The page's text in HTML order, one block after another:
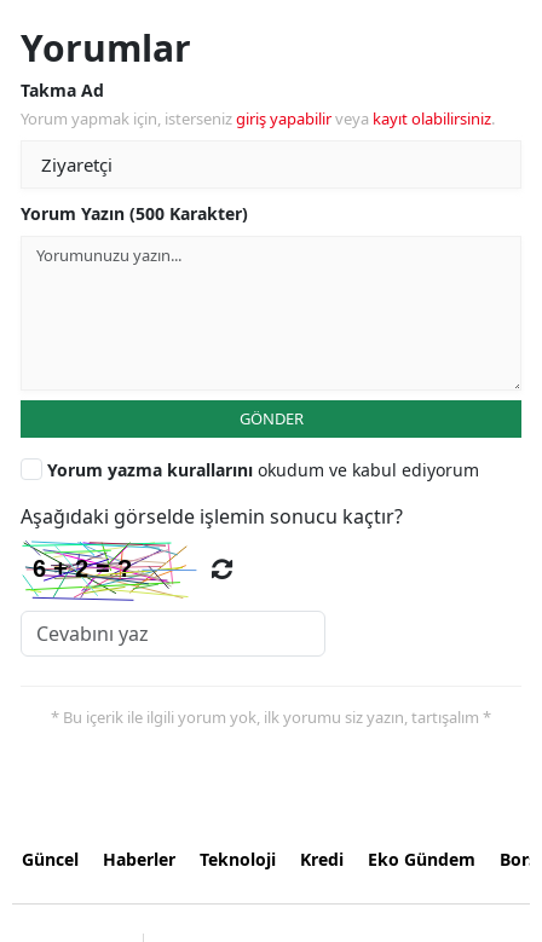
Yorumlar
Takma Ad
Yorum yapmak için, istersenizgiriş yapabilirveya kayıt olabilirsiniz.
Yorum Yazın (500 Karakter)
GÖNDER
Yorum yazma kurallarını okudum ve kabul ediyorum
Aşağıdaki görselde işlemin sonucu kaçtır?
* Bu içerik ile ilgili yorum yok, ilk yorumu siz yazın, tartışalım *
Güncel Haberler Teknoloji Kredi Eko Gündem